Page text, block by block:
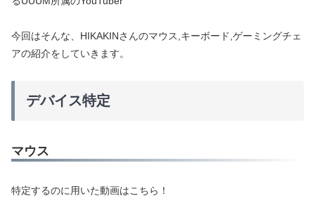
今回はそんな、HIKAKINさんのマウス,キーボード,ゲーミングチェ
アの紹介をしていきます。
デバイス特定
マウス
特定するのに用いた動画はこちら！